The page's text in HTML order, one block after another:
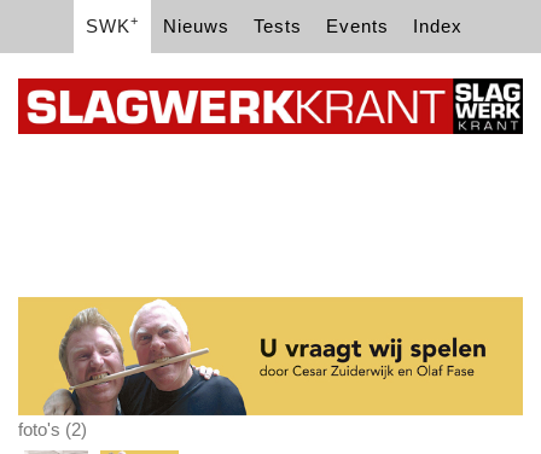
SWK+ Nieuws Tests Events Index
foto's (2)